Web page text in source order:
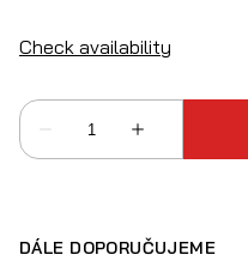
DÁLE DOPORUČUJEME